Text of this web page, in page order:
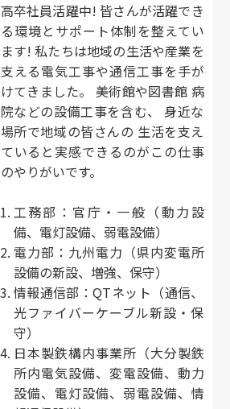
高卒社員活躍中! 皆さんが活躍でき
る環境とサポート体制を整えてい
ます! 私たちは地域の生活や産業を
支える電気工事や通信工事を手が
けてきました。 美術館や図書館 病
院などの設備工事を含む、 身近な
場所で地域の皆さんの 生活を支え
ていると実感できるのがこの仕事
のやりがいです。
工務部：官庁・一般（動力設
備、電灯設備、弱電設備）
電力部：九州電力（県内変電所
設備の新設、増強、保守）
情報通信部：QTネット（通信、
光ファイバーケーブル新設・保
守）
日本製鉄構内事業所（大分製鉄
所内電気設備、変電設備、動力
設備、電灯設備、弱電設備、情